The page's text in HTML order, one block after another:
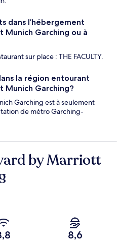
dans l’hébergement
Garching ou à
sur place : THE FACULTY.
la région entourant
Garching?
Garching est à seulement
de métro Garching-
by Marriott
8,6